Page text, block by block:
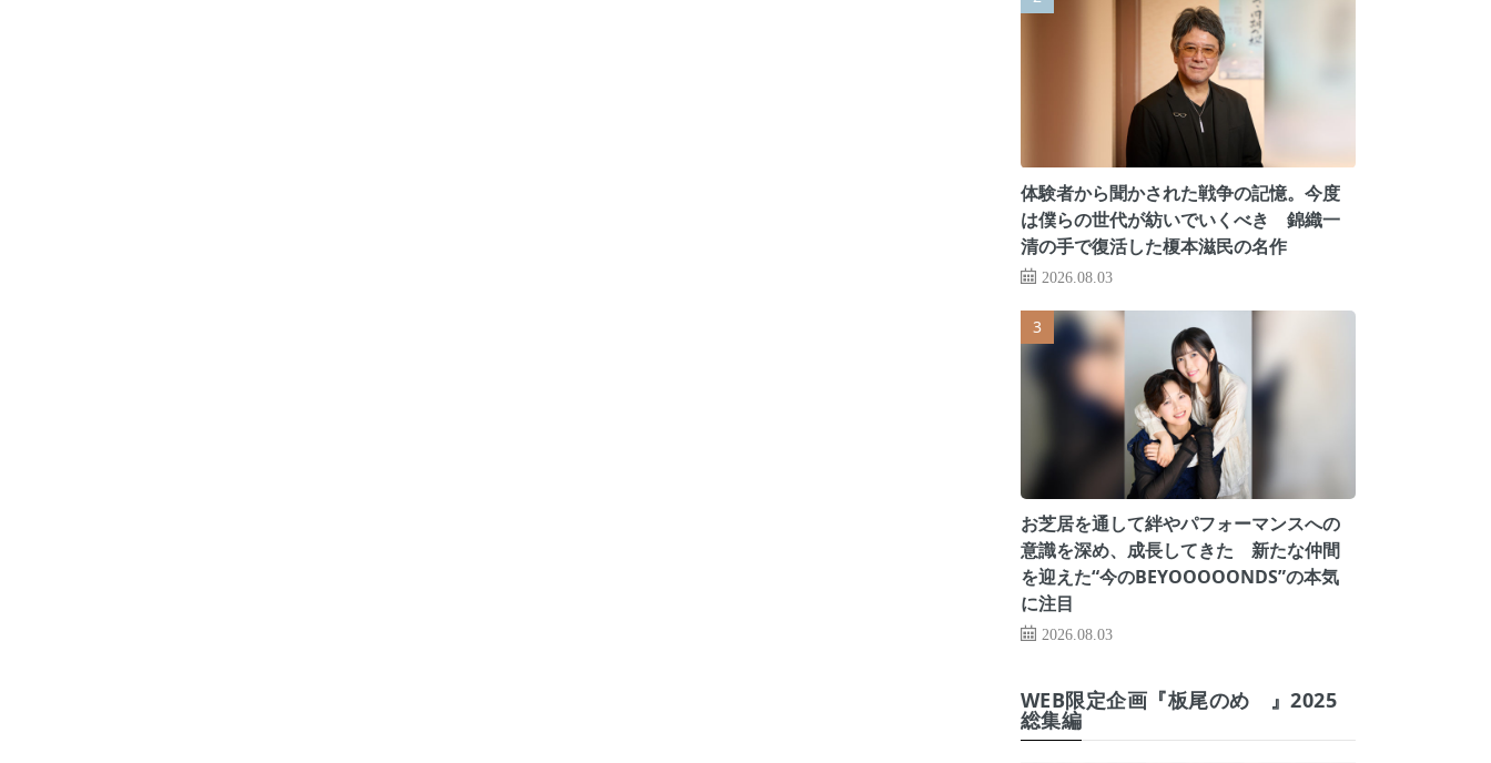
体験者から聞かされた戦争の記憶。今度
は僕らの世代が紡いでいくべき 錦織一
清の手で復活した榎本滋民の名作
2026.08.03
お芝居を通して絆やパフォーマンスへの
意識を深め、成長してきた 新たな仲間
を迎えた“今のBEYOOOOONDS”の本気
に注目
2026.08.03
WEB限定企画『板尾のめ゙』2025
総集編